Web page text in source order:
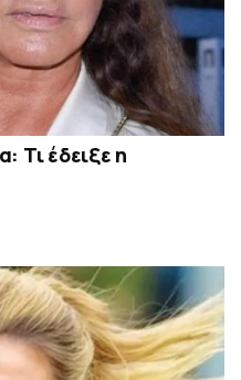
Τι έδειξε η